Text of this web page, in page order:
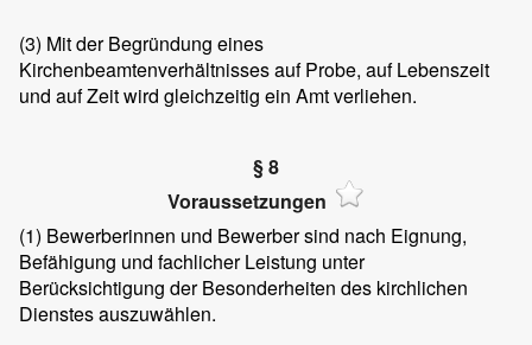
(3) Mit der Begründung eines
Kirchenbeamtenverhältnisses auf Probe, auf Lebenszeit
und auf Zeit wird gleichzeitig ein Amt verliehen.
§ 8
Voraussetzungen
(1) Bewerberinnen und Bewerber sind nach Eignung,
Befähigung und fachlicher Leistung unter
Berücksichtigung der Besonderheiten des kirchlichen
Dienstes auszuwählen.